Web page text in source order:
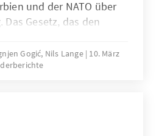
und der NATO über
Gesetz, das den
ihres
beim Durchqueren
bei sechs
angenommen. Von
nahmen 163 an
Gogić, Nils Lange 10. März